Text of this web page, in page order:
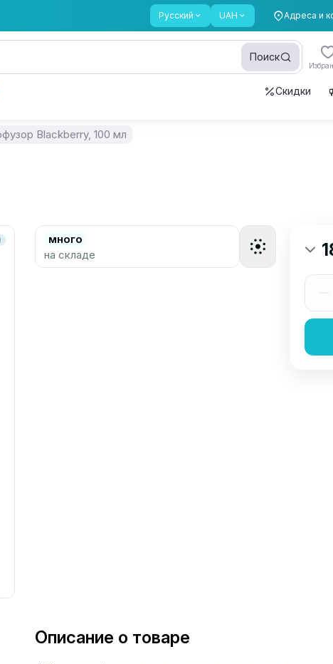
Русский UAH Адреса и
Поиск
Скидки
Blackberry, 100 мл
много
на складе
Описание о товаре